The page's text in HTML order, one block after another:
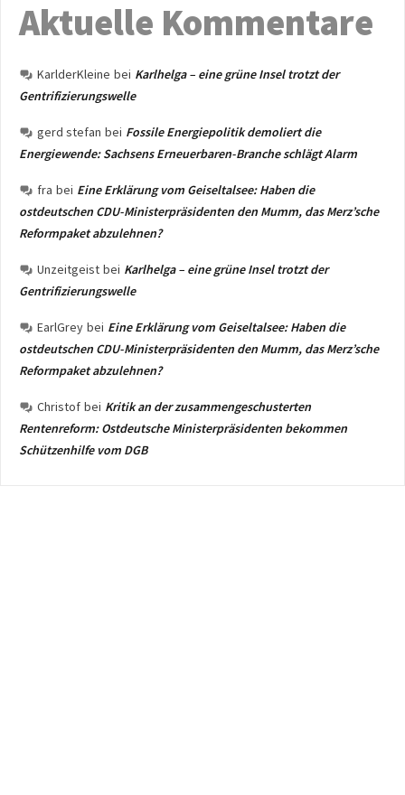
Aktuelle Kommentare
KarlderKleine bei Karlhelga – eine grüne Insel trotzt der
Gentrifizierungswelle
gerd stefan bei Fossile Energiepolitik demoliert die
Energiewende: Sachsens Erneuerbaren-Branche schlägt Alarm
fra bei Eine Erklärung vom Geiseltalsee: Haben die
ostdeutschen CDU-Ministerpräsidenten den Mumm, das Merz’sche
Reformpaket abzulehnen?
Unzeitgeist bei Karlhelga – eine grüne Insel trotzt der
Gentrifizierungswelle
EarlGrey bei Eine Erklärung vom Geiseltalsee: Haben die
ostdeutschen CDU-Ministerpräsidenten den Mumm, das Merz’sche
Reformpaket abzulehnen?
Christof bei Kritik an der zusammengeschusterten
Rentenreform: Ostdeutsche Ministerpräsidenten bekommen
Schützenhilfe vom DGB